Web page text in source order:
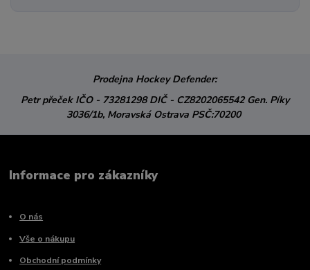
Prodejna Hockey Defender:
Petr přeček IČO - 73281298DIČ - CZ8202065542 Gen. Píky
3036/1b, Moravská Ostrava PSČ:70200
Informace pro zákazníky
O nás
Vše o nákupu
Obchodní podmínky